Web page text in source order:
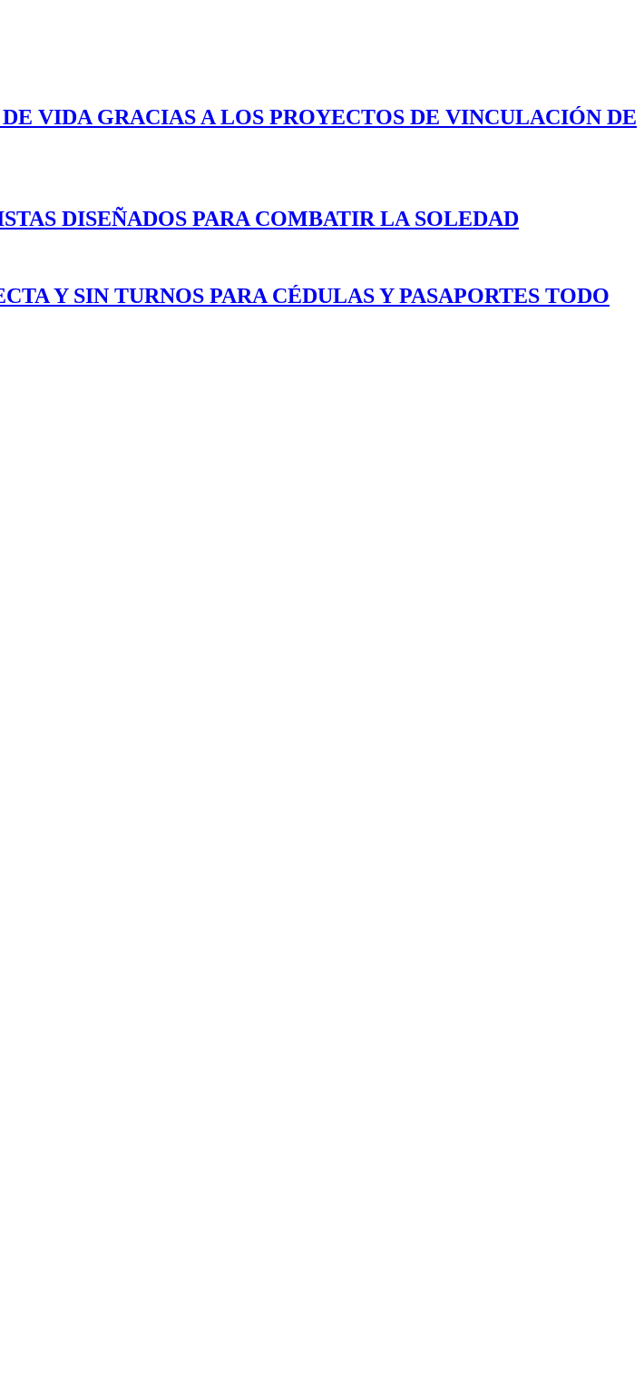
VIDA GRACIAS A LOS PROYECTOS DE VINCULACIÓN DE
DISEÑADOS PARA COMBATIR LA SOLEDAD
Y SIN TURNOS PARA CÉDULAS Y PASAPORTES TODO